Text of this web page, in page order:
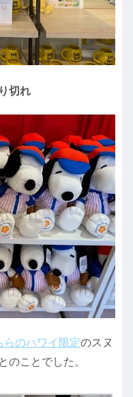
切れ
のハワイ限定のスヌ
のことでした。